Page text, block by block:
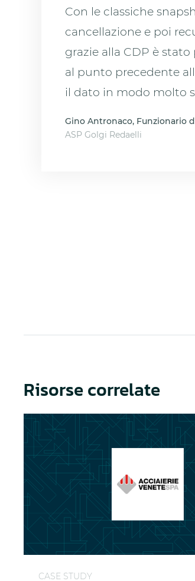
Con le classiche
cancellazione e poi
grazie alla CDP è
al punto precedente
il dato in modo molto
Gino Antronaco, Funzionario
ASP Golgi Redaelli
Risorse correlate
CASE STUDY